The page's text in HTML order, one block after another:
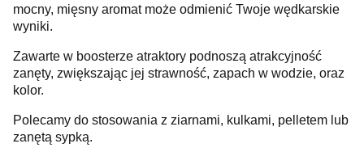
mocny, mięsny aromat może odmienić Twoje wędkarskie
wyniki.
Zawarte w boosterze atraktory podnoszą atrakcyjność
zanęty, zwiększając jej strawność, zapach w wodzie, oraz
kolor.
Polecamy do stosowania z ziarnami, kulkami, pelletem lub
zanętą sypką.